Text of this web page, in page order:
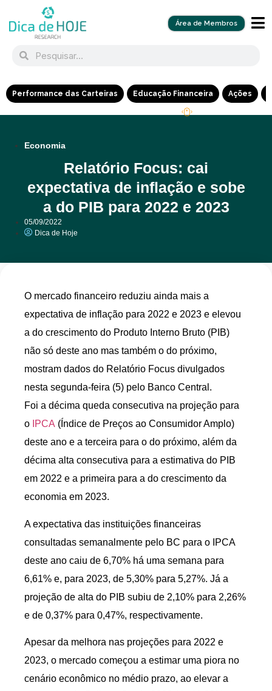
Área de Membros
Performance das Carteiras Educação Financeira Ações
Economia
Relatório Focus: cai
expectativa de inflação e sobe
a do PIB para 2022 e 2023
05/09/2022
Dica de Hoje
O mercado financeiro reduziu ainda mais a
expectativa de inflação para 2022 e 2023 e elevou
a do crescimento do Produto Interno Bruto (PIB)
não só deste ano mas também o do próximo,
mostram dados do Relatório Focus divulgados
nesta segunda-feira (5) pelo Banco Central.
Foi a décima queda consecutiva na projeção para
o IPCA (Índice de Preços ao Consumidor Amplo)
deste ano e a terceira para o do próximo, além da
décima alta consecutiva para a estimativa do PIB
em 2022 e a primeira para a do crescimento da
economia em 2023.
A expectativa das instituições financeiras
consultadas semanalmente pelo BC para o IPCA
deste ano caiu de 6,70% há uma semana para
6,61% e, para 2023, de 5,30% para 5,27%. Já a
projeção de alta do PIB subiu de 2,10% para 2,26%
e de 0,37% para 0,47%, respectivamente.
Apesar da melhora nas projeções para 2022 e
2023, o mercado começou a estimar uma piora no
cenário econômico no médio prazo, ao elevar a